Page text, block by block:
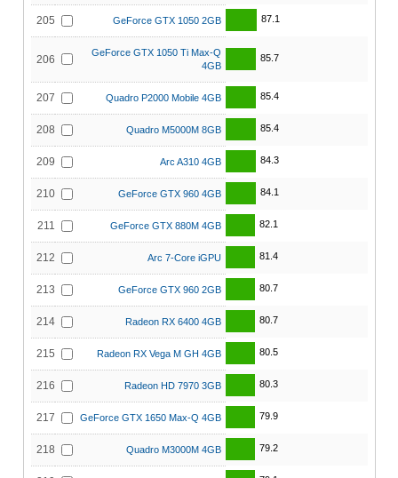
205 GeForce GTX 1050 2GB 87.1
206
GeForce GTX 1050 Ti Max-Q
4GB
85.7
207 Quadro P2000 Mobile 4GB 85.4
208 Quadro M5000M 8GB 85.4
209 Arc A310 4GB 84.3
210 GeForce GTX 960 4GB 84.1
211 GeForce GTX 880M 4GB 82.1
212 Arc 7-Core iGPU 81.4
213 GeForce GTX 960 2GB 80.7
214 Radeon RX 6400 4GB 80.7
215 Radeon RX Vega M GH 4GB 80.5
216 Radeon HD 7970 3GB 80.3
217 GeForce GTX 1650 Max-Q 4GB 79.9
218 Quadro M3000M 4GB 79.2